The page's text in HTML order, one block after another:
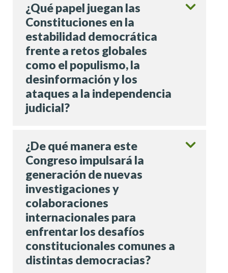
¿Qué papel juegan las
Constituciones en la
estabilidad democrática
frente a retos globales
como el populismo, la
desinformación y los
ataques a la independencia
judicial?
¿De qué manera este
Congreso impulsará la
generación de nuevas
investigaciones y
colaboraciones
internacionales para
enfrentar los desafíos
constitucionales comunes a
distintas democracias?